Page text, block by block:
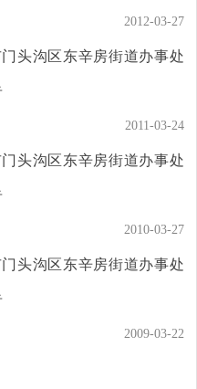
2012-03-27
头沟区东辛房街道办事处
2011-03-24
头沟区东辛房街道办事处
2010-03-27
头沟区东辛房街道办事处
2009-03-22